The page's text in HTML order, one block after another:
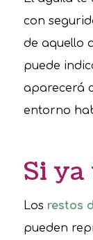
con
de aquello
puede
aparecerá
entorno
Si ya
Los restos
pueden